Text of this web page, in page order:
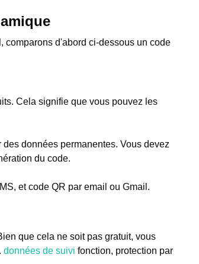
comparons d'abord ci-dessous un code
Cela signifie que vous pouvez les
données permanentes. Vous devez
du code.
et code QR par email ou Gmail.
que cela ne soit pas gratuit, vous
données de suivi fonction, protection par